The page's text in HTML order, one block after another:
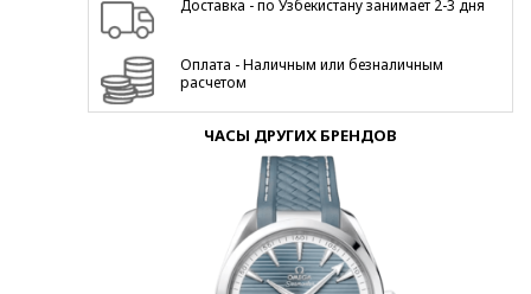
Доставка - по Узбекистану занимает 2-3 дня
Оплата - Наличным или безналичным
расчетом
ЧАСЫ ДРУГИХ БРЕНДОВ